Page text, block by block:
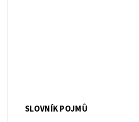
SLOVNÍK POJMŮ